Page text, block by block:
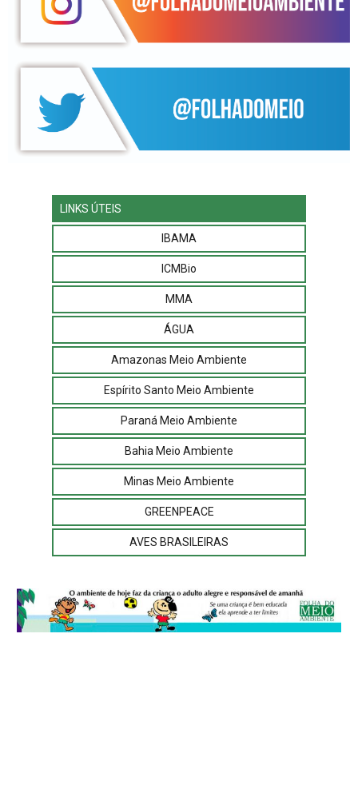
LINKS ÚTEIS
IBAMA
ICMBio
MMA
ÁGUA
Amazonas Meio Ambiente
Espírito Santo Meio Ambiente
Paraná Meio Ambiente
Bahia Meio Ambiente
Minas Meio Ambiente
GREENPEACE
AVES BRASILEIRAS